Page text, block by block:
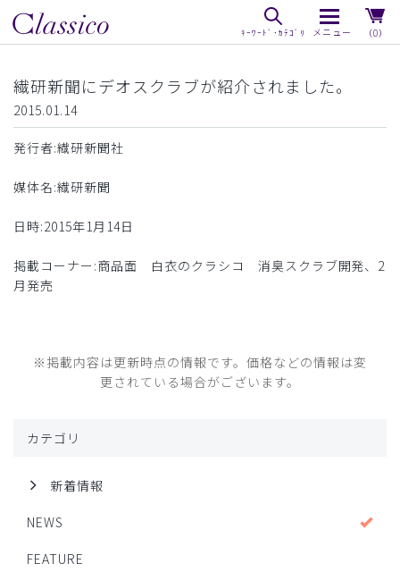
（0）
繊研新聞にデオスクラブが紹介されました。
2015.01.14
発行者:繊研新聞社
媒体名:繊研新聞
日時:2015年1月14日
掲載コーナー:商品面 白衣のクラシコ 消臭スクラブ開発、2
月発売
※掲載内容は更新時点の情報です。価格などの情報は変
更されている場合がございます。
カテゴリ
新着情報
NEWS
FEATURE